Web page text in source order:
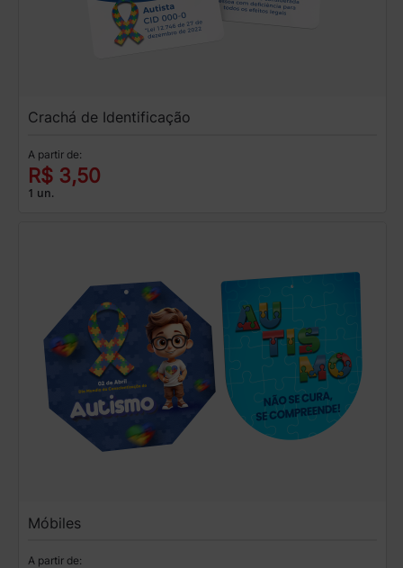
Crachá de Identificação
A partir de:
R$ 3,50
1 un.
Móbiles
A partir de: